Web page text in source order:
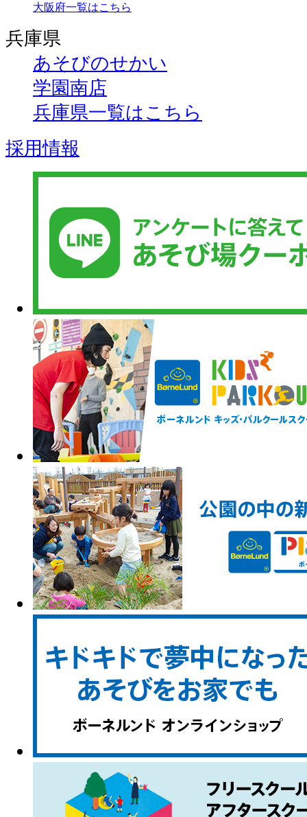
大阪府一覧はこちら
兵庫県
あそびのせかい
学園南店
兵庫県一覧はこちら
採用情報